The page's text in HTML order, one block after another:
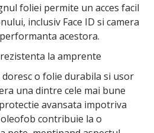
foliei permite un acces facil
inclusiv Face ID si camera
acestora.
la amprente
o folie durabila si usor
una dintre cele mai bune
avansata impotriva
contribuie la o